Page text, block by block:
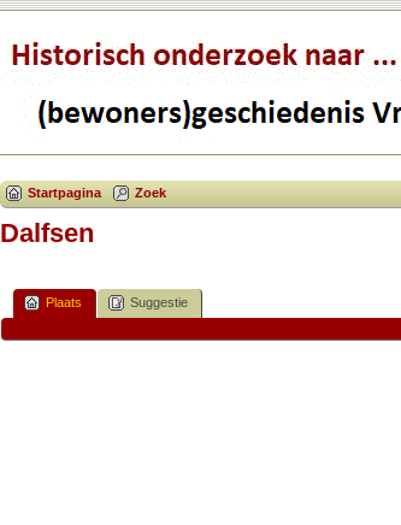
Startpagina Zoek
Dalfsen
Plaats Suggestie